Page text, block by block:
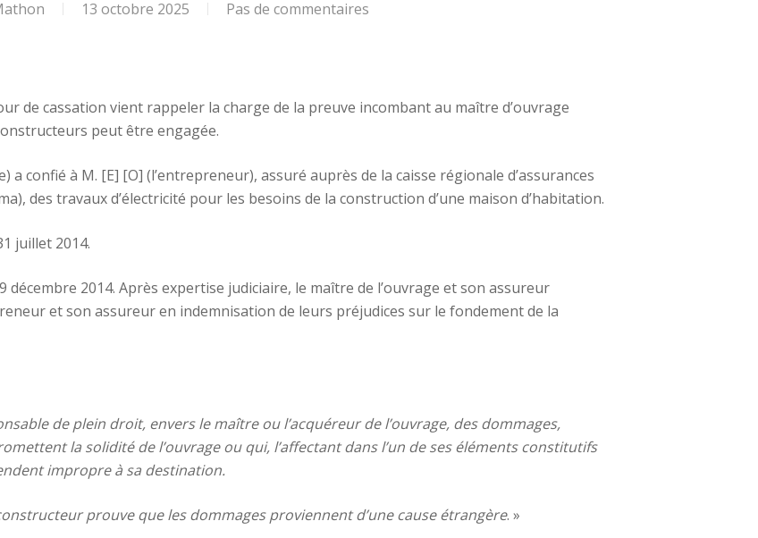
13 octobre 2025 Pas de commentaires
de cassation vient rappeler la charge de la preuve incombant au maître d’ouvrage
peut être engagée.
a confié à M. [E] [O] (l’entrepreneur), assuré auprès de la caisse régionale d’assurances
des travaux d’électricité pour les besoins de la construction d’une maison d’habitation.
juillet 2014.
2014. Après expertise judiciaire, le maître de l’ouvrage et son assureur
et son assureur en indemnisation de leurs préjudices sur le fondement de la
de plein droit, envers le maître ou l’acquéreur de l’ouvrage, des dommages,
la solidité de l’ouvrage ou qui, l’affectant dans l’un de ses éléments constitutifs
impropre à sa destination.
prouve que les dommages proviennent d’une cause étrangère. »